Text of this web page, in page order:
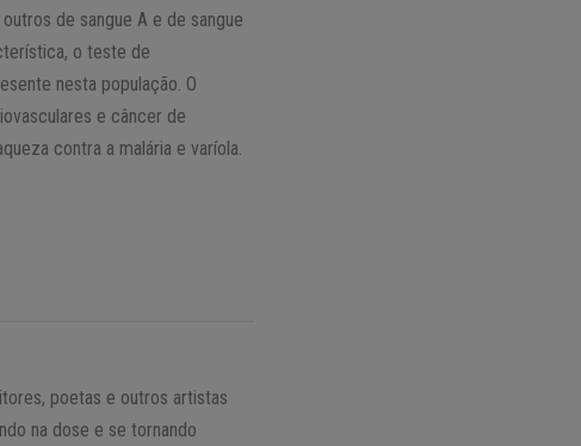
de sangue A e de sangue
o teste de
nesta população. O
e câncer de
contra a malária e varíola.
poetas e outros artistas
na dose e se tornando